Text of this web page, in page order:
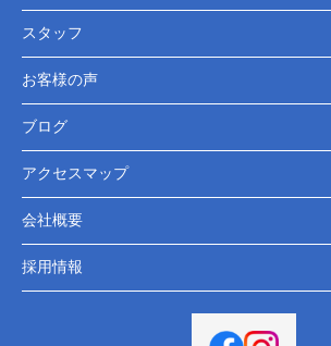
スタッフ
お客様の声
ブログ
アクセスマップ
会社概要
採用情報